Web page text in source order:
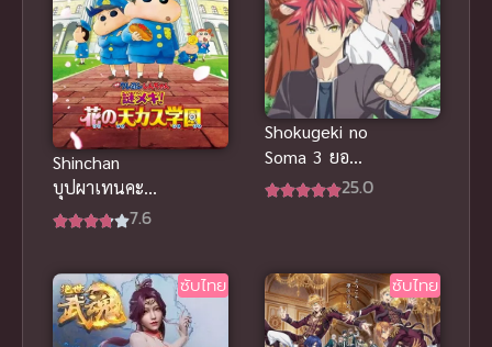
Shinchan
บุปผาเทนคะสุ
ชินจังเดอะมูฟ
พากย์ไทยดีๆ
7.6
Shokugeki no
Soma 3 ยอด
นักปรุงโซมะ25.0
ซับไทย ซับไทย